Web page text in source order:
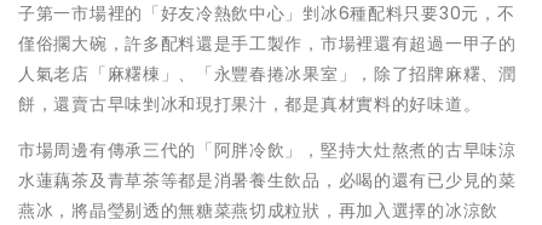
子第一市場裡的「好友冷熱飲中心」剉冰6種配料只要30元，不
僅俗擱大碗，許多配料還是手工製作，市場裡還有超過一甲子的
人氣老店「麻糬棟」、「永豐春捲冰果室」，除了招牌麻糬、潤
餅，還賣古早味剉冰和現打果汁，都是真材實料的好味道。
市場周邊有傳承三代的「阿胖冷飲」，堅持大灶熬煮的古早味涼
水蓮藕茶及青草茶等都是消暑養生飲品，必喝的還有已少見的菜
燕冰，將晶瑩剔透的無糖菜燕切成粒狀，再加入選擇的冰涼飲